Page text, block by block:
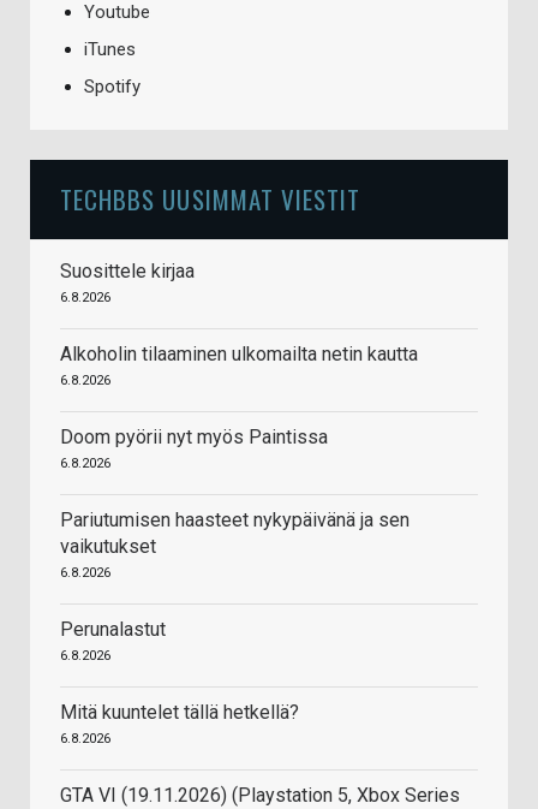
Youtube
iTunes
Spotify
TECHBBS UUSIMMAT VIESTIT
Suosittele kirjaa
6.8.2026
Alkoholin tilaaminen ulkomailta netin kautta
6.8.2026
Doom pyörii nyt myös Paintissa
6.8.2026
Pariutumisen haasteet nykypäivänä ja sen
vaikutukset
6.8.2026
Perunalastut
6.8.2026
Mitä kuuntelet tällä hetkellä?
6.8.2026
GTA VI (19.11.2026) (Playstation 5, Xbox Series